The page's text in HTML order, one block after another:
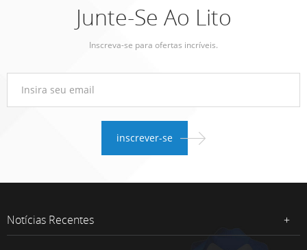
Junte-Se Ao Lito
Inscreva-se para ofertas incríveis.
Notícias Recentes